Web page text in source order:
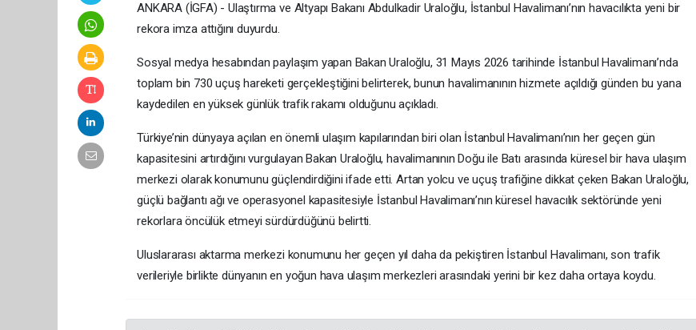
ANKARA (İGFA) - Ulaştırma ve Altyapı Bakanı Abdulkadir Uraloğlu, İstanbul Havalimanı’nın havacılıkta yeni bir
rekora imza attığını duyurdu.
Sosyal medya hesabından paylaşım yapan Bakan Uraloğlu, 31 Mayıs 2026 tarihinde İstanbul Havalimanı’nda
toplam bin 730 uçuş hareketi gerçekleştiğini belirterek, bunun havalimanının hizmete açıldığı günden bu yana
kaydedilen en yüksek günlük trafik rakamı olduğunu açıkladı.
Türkiye’nin dünyaya açılan en önemli ulaşım kapılarından biri olan İstanbul Havalimanı’nın her geçen gün
kapasitesini artırdığını vurgulayan Bakan Uraloğlu, havalimanının Doğu ile Batı arasında küresel bir hava ulaşım
merkezi olarak konumunu güçlendirdiğini ifade etti. Artan yolcu ve uçuş trafiğine dikkat çeken Bakan Uraloğlu,
güçlü bağlantı ağı ve operasyonel kapasitesiyle İstanbul Havalimanı’nın küresel havacılık sektöründe yeni
rekorlara öncülük etmeyi sürdürdüğünü belirtti.
Uluslararası aktarma merkezi konumunu her geçen yıl daha da pekiştiren İstanbul Havalimanı, son trafik
verileriyle birlikte dünyanın en yoğun hava ulaşım merkezleri arasındaki yerini bir kez daha ortaya koydu.